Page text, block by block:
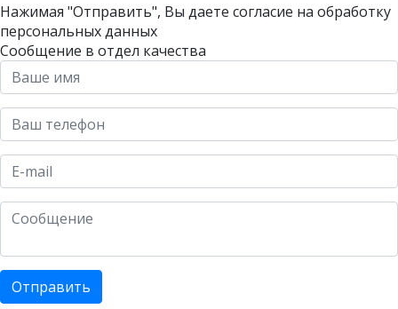
Нажимая "Отправить", Вы даете согласие на обработку
персональных данных
Сообщение в отдел качества
Отправить